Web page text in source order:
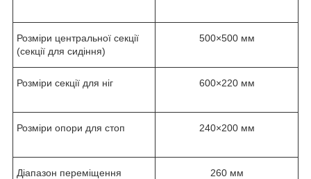
Розміри центральної секції
(секції для сидіння)
500×500 мм
Розміри секції для ніг 600×220 мм
Розміри опори для стоп 240×200 мм
Діапазон переміщення
260 мм